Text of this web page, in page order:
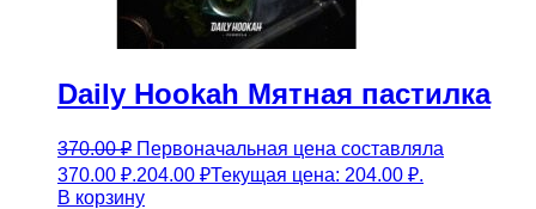
Daily Hookah Мятная пастилка
370.00₽ Первоначальная цена составляла
370.00 ₽.204.00 ₽Текущая цена: 204.00 ₽.
В корзину